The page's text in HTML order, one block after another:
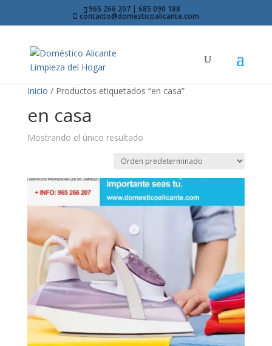
965 266 207 | 685 090 188
contacto@domesticoalicante.com
Inicio / Productos etiquetados “en casa”
en casa
Mostrando el único resultado